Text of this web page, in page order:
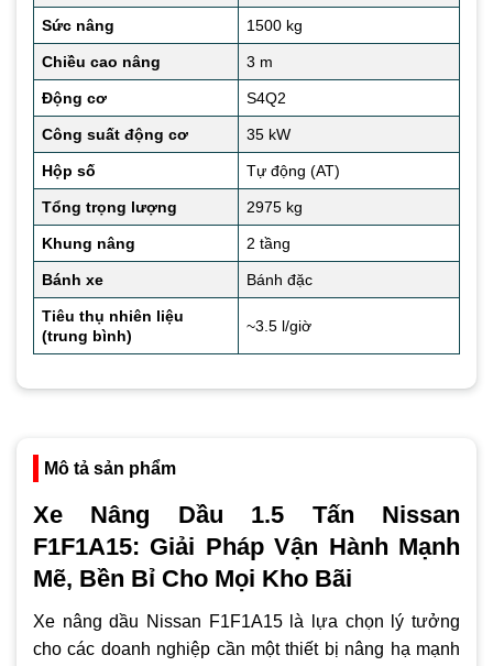
Sức nâng 1500 kg
Chiều cao nâng 3 m
Động cơ S4Q2
Công suất động cơ 35 kW
Hộp số Tự động (AT)
Tổng trọng lượng 2975 kg
Khung nâng 2 tầng
Bánh xe Bánh đặc
Tiêu thụ nhiên liệu
(trung bình)
~3.5 l/giờ
Mô tả sản phẩm
Xe Nâng Dầu 1.5 Tấn Nissan
F1F1A15: Giải Pháp Vận Hành Mạnh
Mẽ, Bền Bỉ Cho Mọi Kho Bãi
Xe nâng dầu Nissan F1F1A15 là lựa chọn lý tưởng
cho các doanh nghiệp cần một thiết bị nâng hạ mạnh